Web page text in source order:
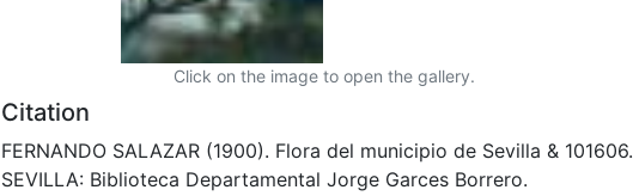
Click on the image to open the gallery.
Citation
FERNANDO SALAZAR (1900). Flora del municipio de Sevilla & 101606.
SEVILLA: Biblioteca Departamental Jorge Garces Borrero.